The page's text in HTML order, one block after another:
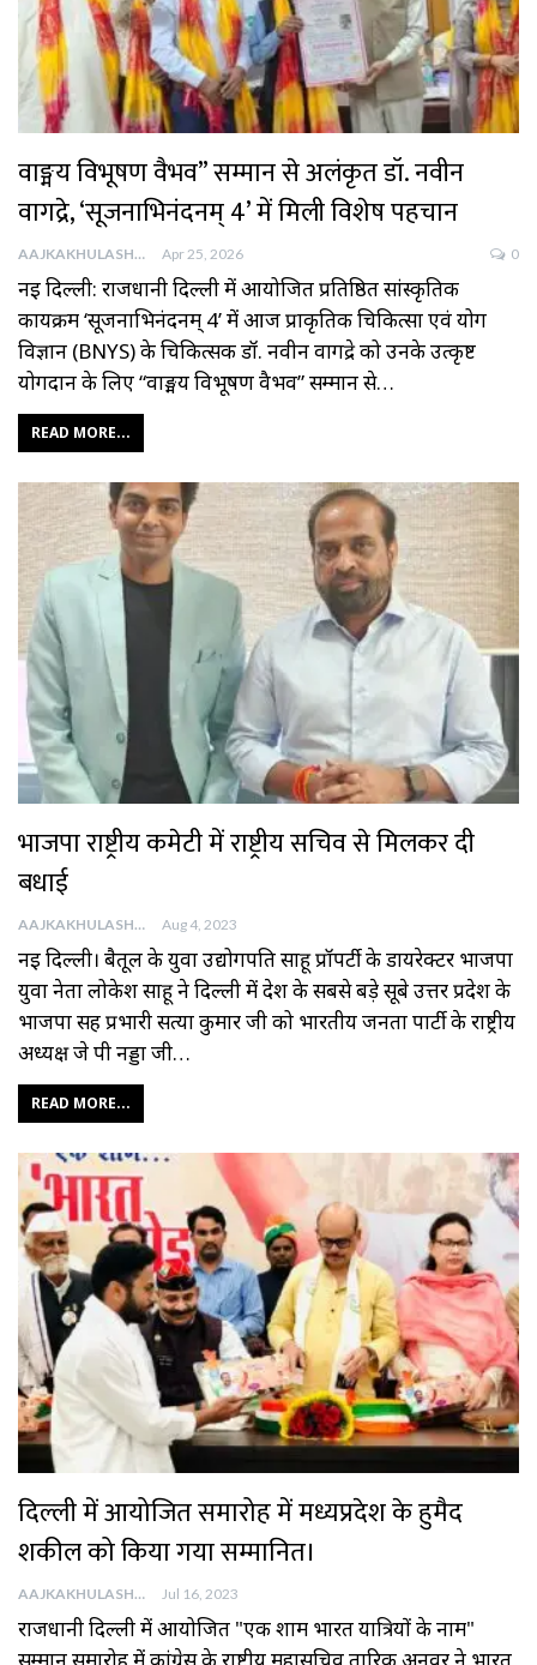
वाङ्मय विभूषण वैभव” सम्मान से अलंकृत डॉ. नवीन
वागद्रे, ‘सूजनाभिनंदनम् 4’ में मिली विशेष पहचान
AAJKAKHULASHA Apr 25, 2026 0
नई दिल्ली: राजधानी दिल्ली में आयोजित प्रतिष्ठित सांस्कृतिक
कार्यक्रम ‘सूजनाभिनंदनम् 4’ में आज प्राकृतिक चिकित्सा एवं योग
विज्ञान (BNYS) के चिकित्सक डॉ. नवीन वागद्रे को उनके उत्कृष्ट
योगदान के लिए “वाङ्मय विभूषण वैभव” सम्मान से…
READ MORE...
भाजपा राष्ट्रीय कमेटी में राष्ट्रीय सचिव से मिलकर दी
बधाई
AAJKAKHULASHA Aug 4, 2023
नई दिल्ली। बैतूल के युवा उद्योगपति साहू प्रॉपर्टी के डायरेक्टर भाजपा
युवा नेता लोकेश साहू ने दिल्ली में देश के सबसे बड़े सूबे उत्तर प्रदेश के
भाजपा सह प्रभारी सत्या कुमार जी को भारतीय जनता पार्टी के राष्ट्रीय
अध्यक्ष जे पी नड्डा जी…
READ MORE...
दिल्ली में आयोजित समारोह में मध्यप्रदेश के हुमैद
शकील को किया गया सम्मानित।
AAJKAKHULASHA Jul 16, 2023
राजधानी दिल्ली में आयोजित "एक शाम भारत यात्रियों के नाम"